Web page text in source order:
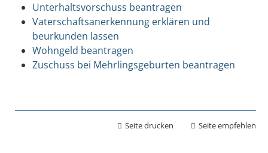
Unterhaltsvorschuss beantragen
Vaterschaftsanerkennung erklären und
beurkunden lassen
Wohngeld beantragen
Zuschuss bei Mehrlingsgeburten beantragen
Seite drucken Seite empfehlen